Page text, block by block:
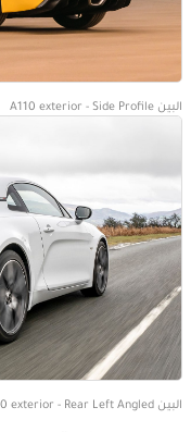
البين A110 exterior - Side Profile
البين A110 exterior - Rear Left Angled